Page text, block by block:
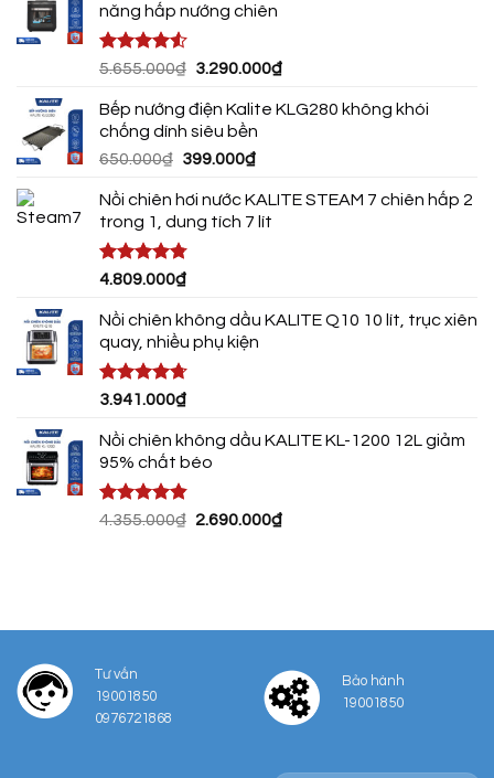
năng hấp nướng chiên
Được xếp
5 sao
5.655.000₫ Giá
là:
5.655.000₫.
3.290.000₫Giá
tại
Bếp nướng điện Kalite KLG280 không khói
chống dính siêu bền
650.000₫ Giá
là:
650.000₫.
399.000₫Giá
tại
là:
Nồi chiên hơi nước KALITE STEAM 7 chiên hấp 2
trong 1, dung tích 7 lít
Được xếp
5 sao
4.809.000₫
Nồi chiên không dầu KALITE Q10 10 lít, trục xiên
quay, nhiều phụ kiện
Được xếp
5 sao
3.941.000₫
Nồi chiên không dầu KALITE KL-1200 12L giảm
95% chất béo
Được xếp
4.355.000₫ Giá
2.690.000₫Giá
Tư vấn
19001850
0976721868
Bảo hành
19001850